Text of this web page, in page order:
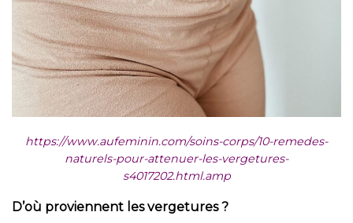
https://www.aufeminin.com/soins-corps/10-remedes-
naturels-pour-attenuer-les-vergetures-
s4017202.html.amp
D’où proviennent les vergetures ?